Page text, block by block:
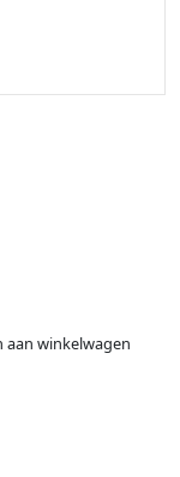
aan winkelwagen